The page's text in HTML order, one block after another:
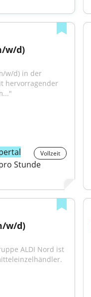
w/d)
w/d) in der
hervorragender
Vollzeit
Stunde
w/d)
ALDI Nord ist